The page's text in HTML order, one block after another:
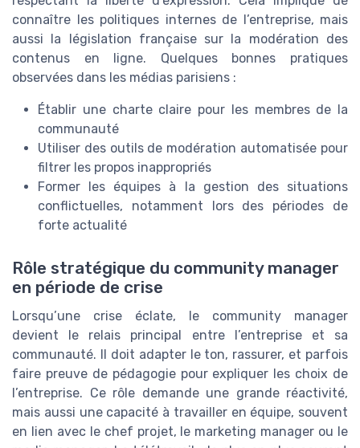
connaître les politiques internes de l’entreprise, mais
aussi la législation française sur la modération des
contenus en ligne. Quelques bonnes pratiques
observées dans les médias parisiens :
Établir une charte claire pour les membres de la
communauté
Utiliser des outils de modération automatisée pour
filtrer les propos inappropriés
Former les équipes à la gestion des situations
conflictuelles, notamment lors des périodes de
forte actualité
Rôle stratégique du community manager
en période de crise
Lorsqu’une crise éclate, le community manager
devient le relais principal entre l’entreprise et sa
communauté. Il doit adapter le ton, rassurer, et parfois
faire preuve de pédagogie pour expliquer les choix de
l’entreprise. Ce rôle demande une grande réactivité,
mais aussi une capacité à travailler en équipe, souvent
en lien avec le chef projet, le marketing manager ou le